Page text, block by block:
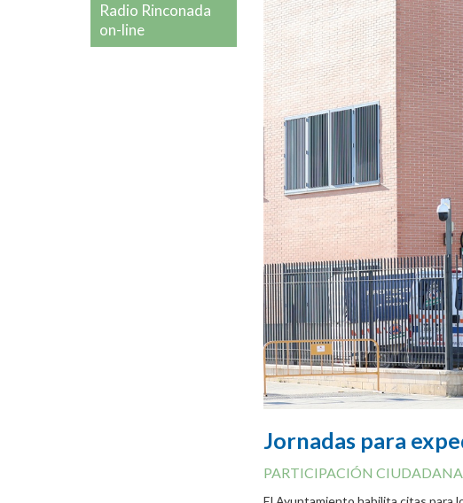
Radio Rinconada
on-line
Jornadas para
PARTICIPACIÓN CIUDADANA